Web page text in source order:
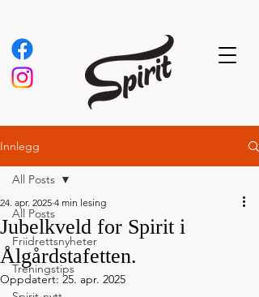
Innlegg
All Posts
Friidrettsnyheter
Treningstips
All Posts
Jubelkveld for Spirit i
Ålgårdstafetten.
24. apr. 2025 4 min lesing
Oppdatert: 25. apr. 2025